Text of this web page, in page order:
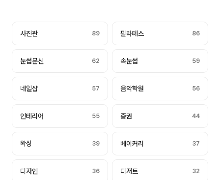
사진관 89 필라테스 86
눈썹문신 62 속눈썹 59
네일샵 57 음악학원 56
인테리어 55 증권 44
왁싱 39 베이커리 37
디자인 36 디저트 32